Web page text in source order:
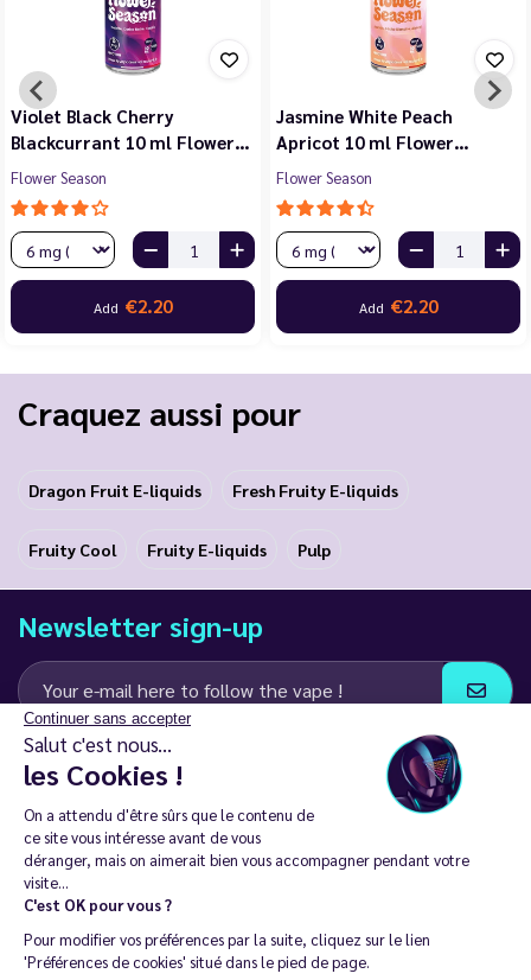
Continuer sans accepter
Salut c'est nous...
les Cookies !
On a attendu d'être sûrs que le contenu de
ce site vous intéresse avant de vous
déranger, mais on aimerait bien vous accompagner pendant votre
visite...
C'est OK pour vous ?
Pour modifier vos préférences par la suite, cliquez sur le lien
'Préférences de cookies' situé dans le pied de page.
Violet Black Cherry
Blackcurrant 10 ml Flower…
Flower Season
Add €2.20
Jasmine White Peach
Apricot 10 ml Flower…
Flower Season
Add €2.20
Craquez aussi pour
Dragon Fruit E-liquids Fresh Fruity E-liquids
Fruity Cool Fruity E-liquids Pulp
Newsletter sign-up
I agree to receive email and SMS communications from LD Groupe
Keep in touch
The sale of electronic cigarettes is prohibited among those under
18. 🔞